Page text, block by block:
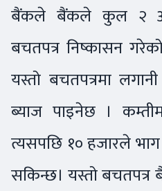
बैंकले बैंकले कुल २
बचतपत्र निष्कासन
यस्तो बचतपत्रमा
ब्याज पाइनेछ ।
त्यसपछि १० हजारले
सकिन्छ। यस्तो बचतपत्र